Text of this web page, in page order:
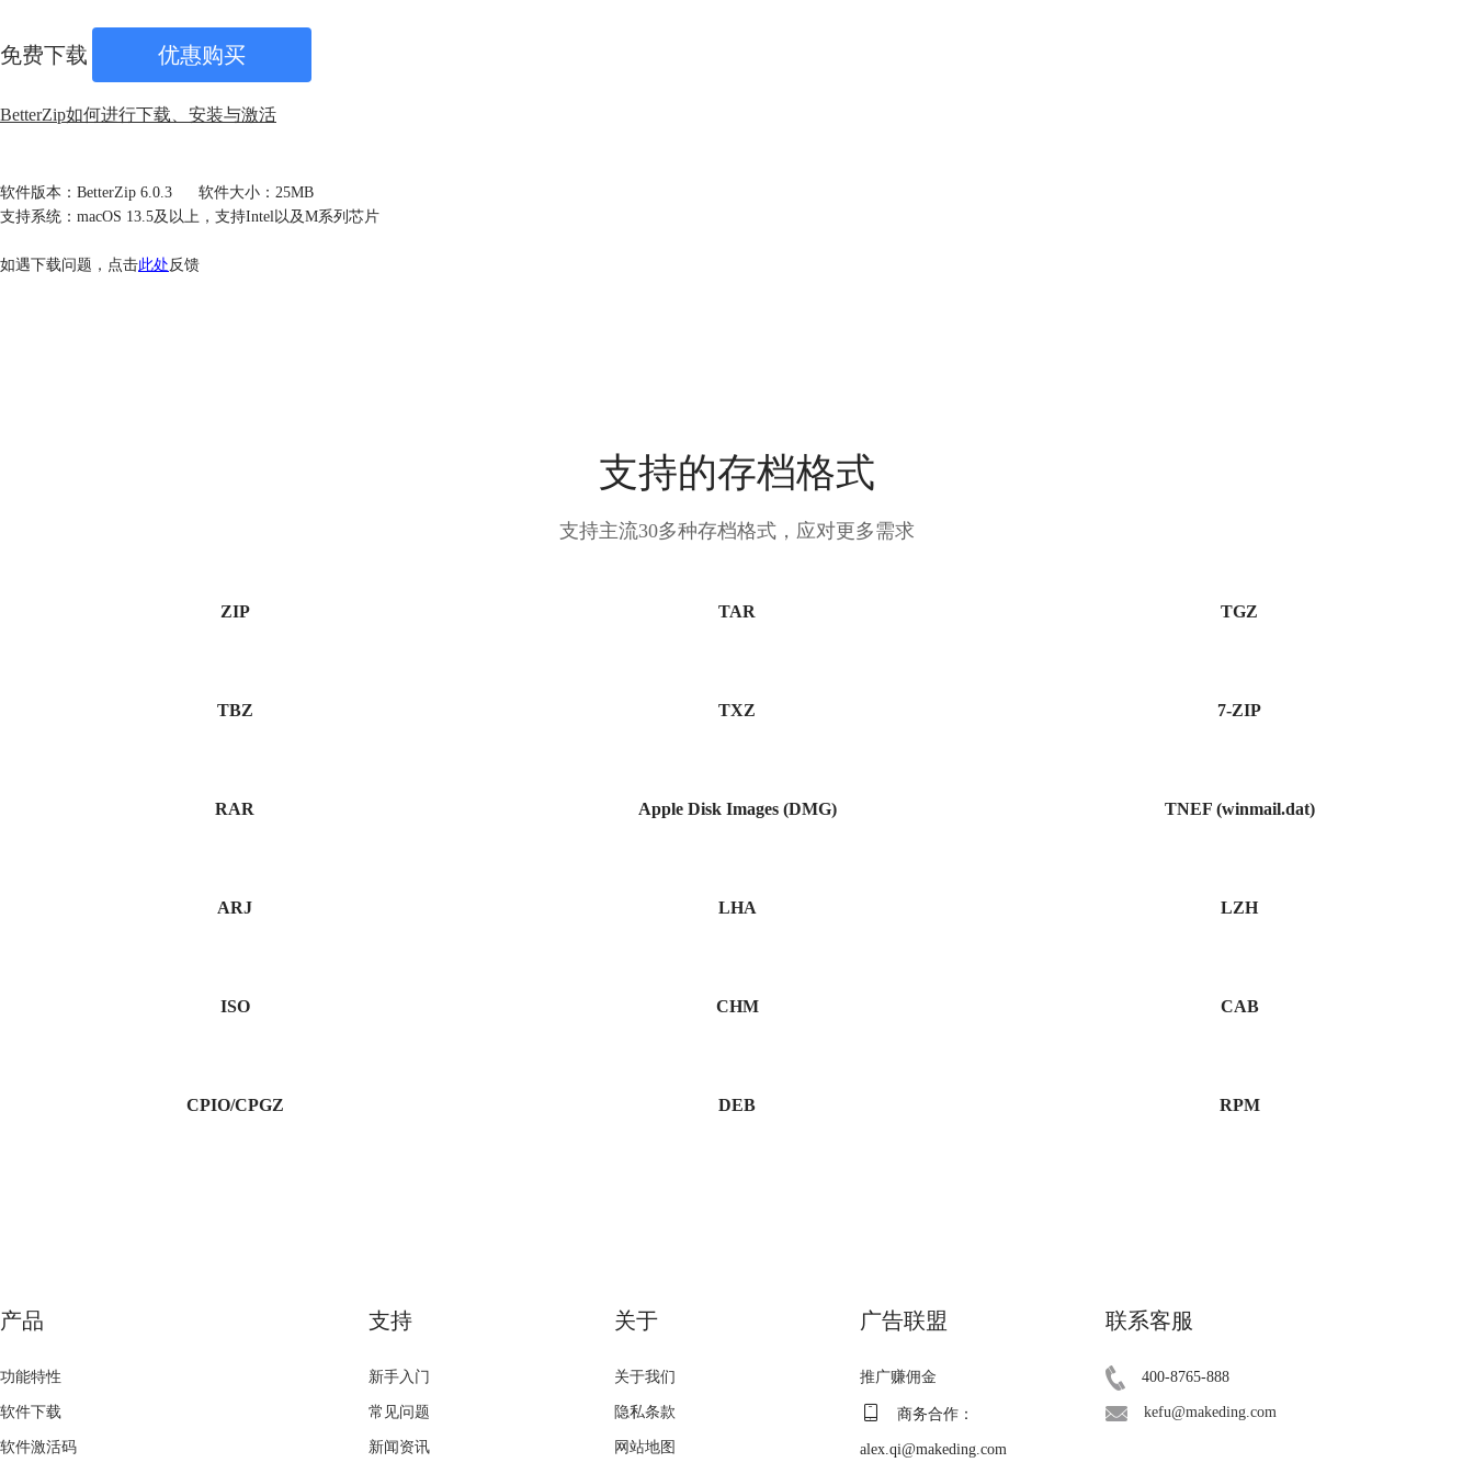
免费下载 优惠购买
BetterZip如何进行下载、安装与激活
软件版本：BetterZip 6.0.3
软件大小：25MB
支持系统：macOS 13.5及以上，支持Intel以及M系列芯片
如遇下载问题，点击此处反馈
支持的存档格式
支持主流30多种存档格式，应对更多需求
ZIP TAR TGZ
TBZ TXZ 7-ZIP
RAR Apple Disk Images (DMG) TNEF (winmail.dat)
ARJ LHA LZH
ISO CHM CAB
CPIO/CPGZ DEB RPM
产品
功能特性
软件下载
软件激活码
支持
新手入门
常见问题
新闻资讯
关于
关于我们
隐私条款
网站地图
广告联盟
推广赚佣金
商务合作：
alex.qi@makeding.com
联系客服
400-8765-888
kefu@makeding.com